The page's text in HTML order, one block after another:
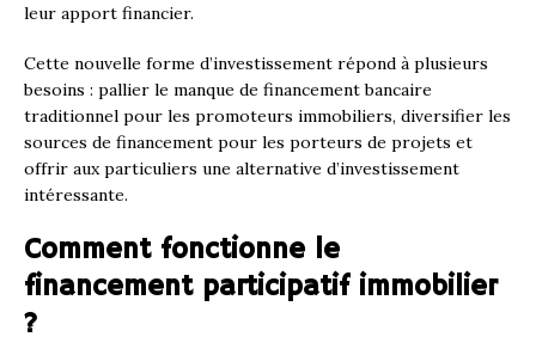
leur apport financier.
Cette nouvelle forme d’investissement répond à plusieurs
besoins : pallier le manque de financement bancaire
traditionnel pour les promoteurs immobiliers, diversifier les
sources de financement pour les porteurs de projets et
offrir aux particuliers une alternative d’investissement
intéressante.
Comment fonctionne le
financement participatif immobilier
?